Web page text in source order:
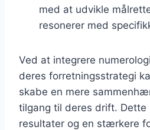
med at udvikle
resonerer med
Ved at integrere
deres forretningsstrategi
skabe en mere
tilgang til deres drift. Dette
resultater og en stærkere